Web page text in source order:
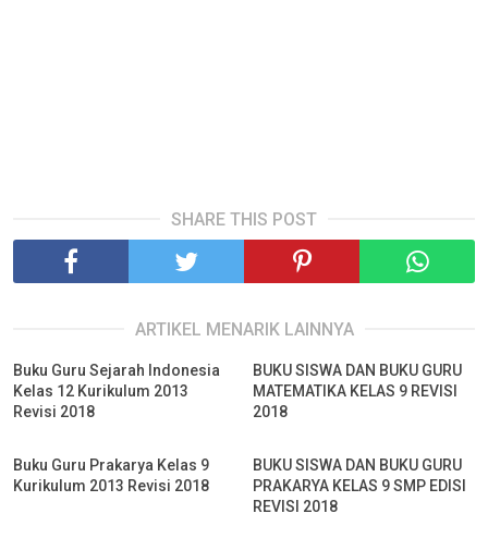
SHARE THIS POST
ARTIKEL MENARIK LAINNYA
Buku Guru Sejarah Indonesia
Kelas 12 Kurikulum 2013
Revisi 2018
BUKU SISWA DAN BUKU GURU
MATEMATIKA KELAS 9 REVISI
2018
Buku Guru Prakarya Kelas 9
Kurikulum 2013 Revisi 2018
BUKU SISWA DAN BUKU GURU
PRAKARYA KELAS 9 SMP EDISI
REVISI 2018